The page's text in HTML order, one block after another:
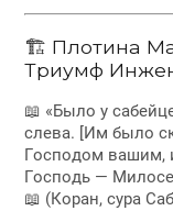
🏗 Плотина
Триумф
📖 «Было у
слева. [Им было
Господом вашим,
Господь —
📖 (Коран, сура